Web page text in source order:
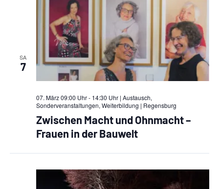
SA
7
07. März 09:00 Uhr - 14:30 Uhr | Austausch,
Sonderveranstaltungen, Weiterbildung | Regensburg
Zwischen Macht und Ohnmacht –
Frauen in der Bauwelt